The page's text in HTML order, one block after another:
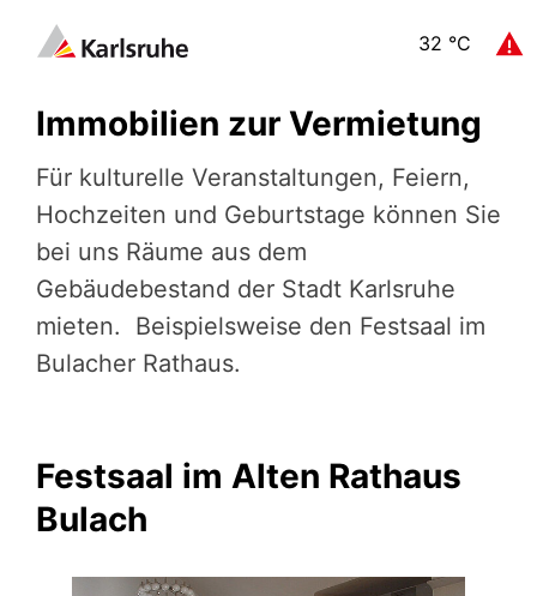
32 °C
Immobilien zur Vermietung
Für kulturelle Veranstaltungen, Feiern,
Hochzeiten und Geburtstage können Sie
bei uns Räume aus dem
Gebäudebestand der Stadt Karlsruhe
mieten. Beispielsweise den Festsaal im
Bulacher Rathaus.
Festsaal im Alten Rathaus
Bulach